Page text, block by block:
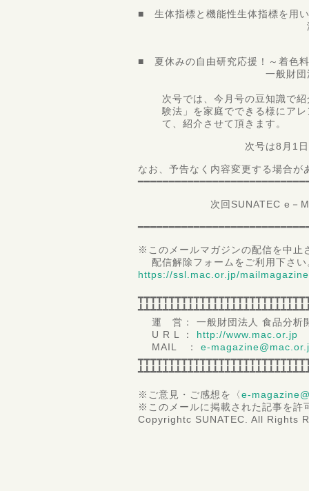
■ 生体指標と機能性生体指標を用
滋賀県立大学 人
■ 夏休みの自由研究応援！～着色
一般財団法人 食品分
次号では、今月号の豆知識で紹
験法」を家庭でできる様にアレ
て、紹介させて頂きます。
次号は8月1日配信
なお、予告なく内容変更する場合
次回SUNATEC e－
※このメールマガジンの配信を中止
配信解除フォームをご利用下さい
https://ssl.mac.or.jp/
運 営： 一般財団法人 食品分析
U R L ： http://www.mac.or.jp
MAIL ： e-
※ご意見・ご感想を〈e-
※このメールに掲載された記事を許
Copyrightc SUNATEC. All Rights